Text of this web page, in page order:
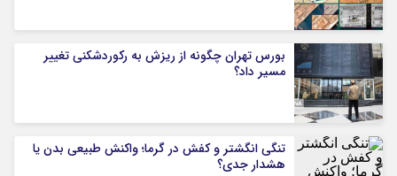
بورس تهران چگونه از ریزش به رکوردشکنی تغییر
مسیر داد؟
تنگی انگشتر و کفش در گرما؛ واکنش طبیعی بدن یا
هشدار جدی؟